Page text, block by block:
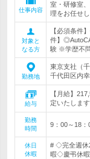
仕事内容
室・研修室
理をお任せし
対象と
なる方
【必須条件
件】
験 ※学歴不
勤務地
東京支社（
千代田区内
給与
【月給】
定いたしま
勤務
時間
9：00～18：
休日
休暇
# ◇完全週休
暇◇慶弔休